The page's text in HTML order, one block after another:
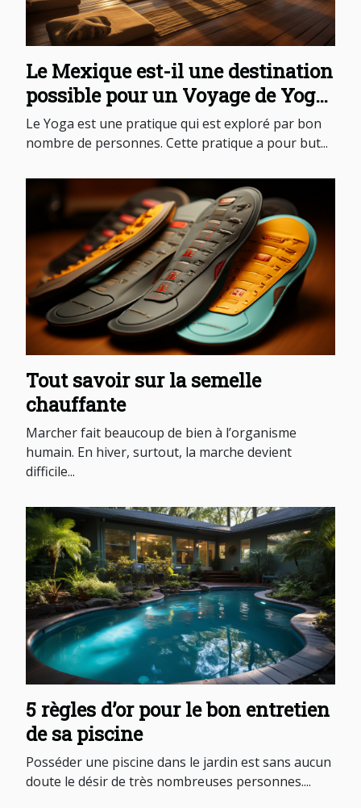
Le Mexique est-il une destination
possible pour un Voyage de Yoga
?
Le Yoga est une pratique qui est exploré par bon
nombre de personnes. Cette pratique a pour but...
Tout savoir sur la semelle
chauffante
Marcher fait beaucoup de bien à l’organisme
humain. En hiver, surtout, la marche devient
difficile...
5 règles d’or pour le bon entretien
de sa piscine
Posséder une piscine dans le jardin est sans aucun
doute le désir de très nombreuses personnes....